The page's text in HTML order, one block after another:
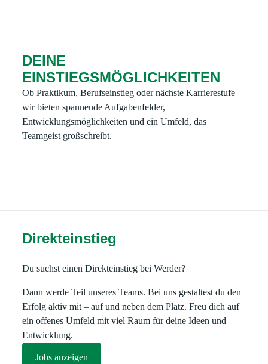
DEINE
EINSTIEGSMÖGLICHKEITEN
Ob Praktikum, Berufseinstieg oder nächste Karrierestufe –
wir bieten spannende Aufgabenfelder,
Entwicklungsmöglichkeiten und ein Umfeld, das
Teamgeist großschreibt.
Direkteinstieg
Du suchst einen Direkteinstieg bei Werder?
Dann werde Teil unseres Teams. Bei uns gestaltest du den
Erfolg aktiv mit – auf und neben dem Platz. Freu dich auf
ein offenes Umfeld mit viel Raum für deine Ideen und
Entwicklung.
Jobs anzeigen